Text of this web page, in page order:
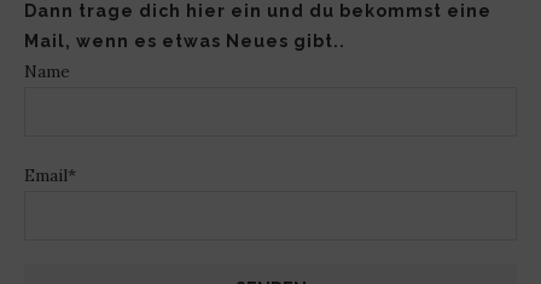
Dann trage dich hier ein und du bekommst eine
Mail, wenn es etwas Neues gibt..
Name
Email*